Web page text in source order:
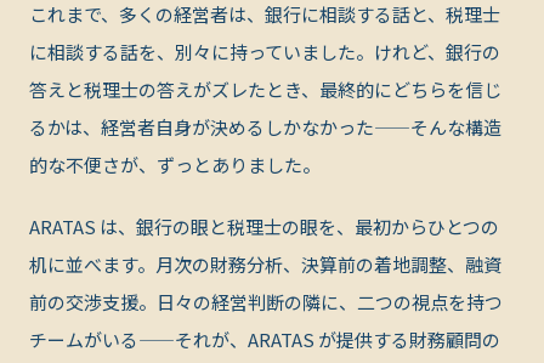
これまで、多くの経営者は、銀行に相談する話と、税理士
に相談する話を、別々に持っていました。けれど、銀行の
答えと税理士の答えがズレたとき、最終的にどちらを信じ
るかは、経営者自身が決めるしかなかった——そんな構造
的な不便さが、ずっとありました。
ARATAS は、銀行の眼と税理士の眼を、最初からひとつの
机に並べます。月次の財務分析、決算前の着地調整、融資
前の交渉支援。日々の経営判断の隣に、二つの視点を持つ
チームがいる——それが、ARATAS が提供する財務顧問の